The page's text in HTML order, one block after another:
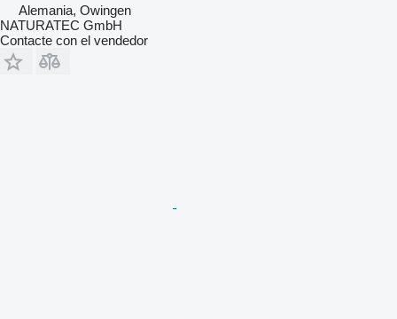
Alemania, Owingen
NATURATEC GmbH
Contacte con el vendedor